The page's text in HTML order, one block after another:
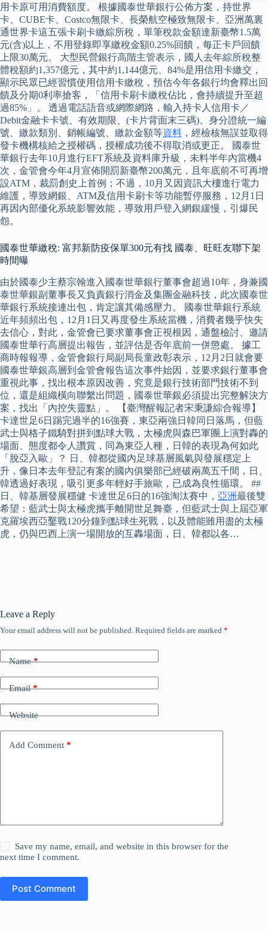
用卡原可用消費額度。 根據國泰世華銀行公佈方案，持世界
卡、CUBE卡、Costco無限卡、長榮航空極致無限卡、亞洲萬裏
通世界卡這五張卡刷卡繳綜所稅，單筆稅款金額達新臺幣1.5萬
元(含)以上，不用登錄即享繳稅金額0.25%回饋，每正卡戶回饋
上限30萬元。 大型民營銀行高階主管表示，國人去年綜所稅整
體稅額約1,357億元，其中約1,144億元、84%是用信用卡繳交，
顯示民眾已經習慣使用信用卡繳稅，預估今年各銀行均會釋出回
饋及分期0利率搶客，「信用卡刷卡繳稅佔比，會持續提升至超
過85%」。 透過電話語音或網際網路，輸入持卡人信用卡／
Debit金融卡卡號、有效期限、(卡片背面末三碼)、身分證統一編
號、繳款類別、銷帳編號、繳款金額等資料 ，經檢核無誤並取得
發卡機構核給之授權碼，授權成功後不得取消或更正。 國泰世
華銀行去年10月進行EFT系統及資料庫升級，未料半年內當機4
次，金管會今年4月宣佈開罰新臺幣200萬元，且年底前不可再增
設ATM，裁罰創史上首例；不過，10月又因資訊大樓進行電力
維護，導致網銀、ATM及信用卡刷卡等功能暫停服務，12月1日
再因內部優化系統影響效能，導致用戶登入網銀緩慢，引爆民
怨。
國泰世華繳稅: 富邦新防疫保單300元有找 國泰、旺旺友聯下架
時間曝
由於國泰少主蔡宗翰進入國泰世華銀行董事會超過10年，身兼國
泰世華銀副董事長又負責銀行消金及集團金融科技，此次國泰世
華銀行系統接連出包，肯定讓其備感壓力。 國泰世華銀行系統
近年頻頻出包，12月1日又再度發生系統當機，消費者幾乎快失
去信心，對此，金管會已要求董事會正視根因，通盤檢討、邀請
國泰世華行高層提出報告，並評估是否年底前一併懲處。 據工
商時報報導，金管會銀行局副局長童政彰表示，12月2日就會要
國泰世華銀高層到金管會報告這次事件始因，並要求銀行董事會
重視此事，找出根本原因改善，究竟是銀行技術部門技術不到
位，還是組織橫向聯繫出問題，國泰世華銀必須提出完整解決方
案，找出「內控失靈點」。 【臺灣醒報記者宋秉謙綜合報導】
卡達世足6日踢完過半的16強賽，東亞兩強日韓同日落馬，但藍
武士與格子鐵騎對拼到點球大戰，太極虎與森巴軍團上演對轟的
場面、態度都令人讚賞，同為東亞人種，日韓的表現為何如此
「脫亞入歐」？ 日、韓都從國內足球基層風氣與發展穩定上
升，像日本去年登記有案的國內俱樂部已經破兩萬五千間，日、
韓透過好表現，吸引更多年輕好手旅歐，已成為良性循環。 ##
日、韓基層發展穩健 卡達世足6日的16強淘汰賽中， 亞洲最後雙
希望：藍武士與太極虎攜手離開世足舞臺，但藍武士與上屆亞軍
克羅埃西亞鑿戰120分鐘到點球生死戰，以及體能雖用盡的太極
虎，仍與巴西上演一場開放的互轟場面，日、韓都以各…
Leave a Reply
Your email address will not be published. Required fields are marked *
Name*
Email*
Website
Add Comment *
Save my name, email, and website in this browser for the
next time I comment.
Post Comment